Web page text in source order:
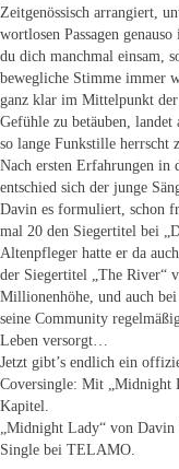
Zeitgenössisch arrangiert,
wortlosen Passagen
du dich manchmal einsam,
bewegliche Stimme immer
ganz klar im Mittelpunkt der
Gefühle zu betäuben,
so lange Funkstille herrscht
Nach ersten Erfahrungen in
entschied sich der junge
Davin es formuliert, schon
mal 20 den Siegertitel bei
Altenpfleger hatte er da
der Siegertitel „The River“
Millionenhöhe, und auch
seine Community
Leben versorgt…
Jetzt gibt’s endlich ein
Coversingle: Mit „Midnight
Kapitel.
„Midnight Lady“ von
Single bei TELAMO.